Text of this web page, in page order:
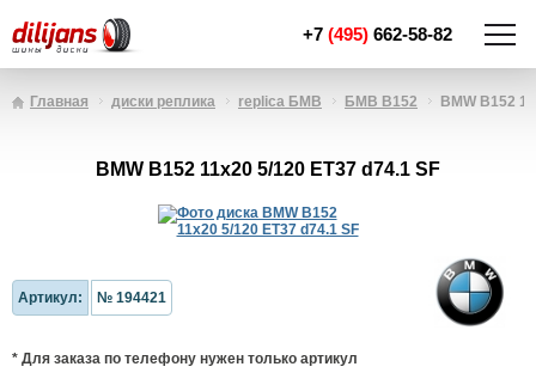
+7 (495) 662-58-82
Главная диски реплика replica БМВ БМВ B152 BMW B152
BMW B152 11x20 5/120 ET37 d74.1 SF
Артикул: № 194421
* Для заказа по телефону нужен только артикул